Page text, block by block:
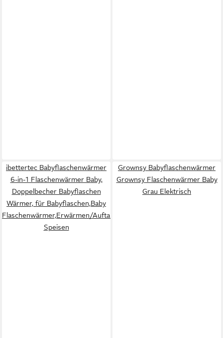
ibettertec Babyflaschenwärmer
6-in-1 Flaschenwärmer Baby,
Doppelbecher Babyflaschen
Wärmer, für Babyflaschen,Baby
Flaschenwärmer,Erwärmen/Auftauen
Speisen
Grownsy Babyflaschenwärmer
Grownsy Flaschenwärmer Baby
Grau Elektrisch